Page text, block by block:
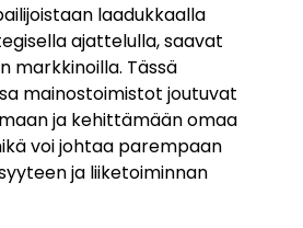
laadukkaalla
ajattelulla, saavat
markkinoilla. Tässä
mainostoimistot joutuvat
ja kehittämään omaa
voi johtaa parempaan
ja liiketoiminnan